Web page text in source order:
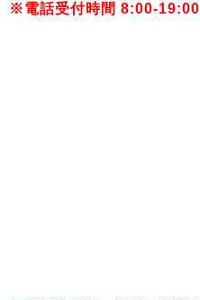
※電話受付時間 8:00-19:00